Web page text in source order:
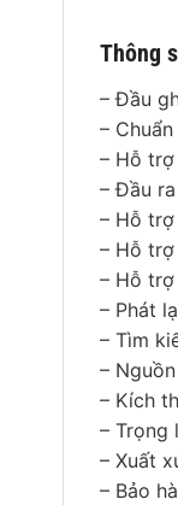
Thông
– Đầu
–
– Hỗ
– Đầu
– Hỗ trợ
– Hỗ trợ
– Hỗ trợ
– Phát
– Tìm
–
– Kích
– Trọng
– Xuất
– Bảo